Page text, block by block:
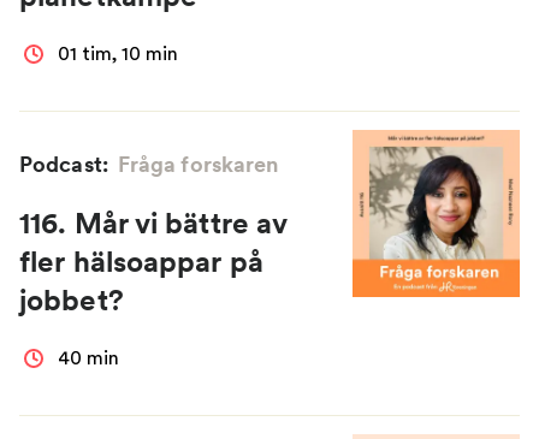
01 tim, 10 min
Podcast: Fråga forskaren
116. Mår vi bättre av
fler hälsoappar på
jobbet?
40 min